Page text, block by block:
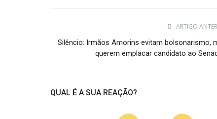
ARTIGO
Silêncio: Irmãos Amorins evitam bolsonarismo,
querem emplacar candidato ao
QUAL É A SUA REAÇÃO?